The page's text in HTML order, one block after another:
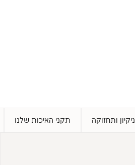
ניקיון ותחזוקה תקני האיכות שלנו